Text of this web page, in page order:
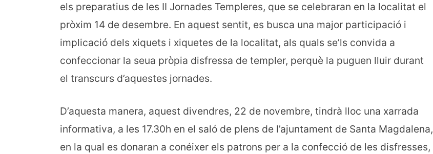
els preparatius de les II Jornades Templeres, que se celebraran en la localitat el
pròxim 14 de desembre. En aquest sentit, es busca una major participació i
implicació dels xiquets i xiquetes de la localitat, als quals se’ls convida a
confeccionar la seua pròpia disfressa de templer, perquè la puguen lluir durant
el transcurs d’aquestes jornades.
D’aquesta manera, aquest divendres, 22 de novembre, tindrà lloc una xarrada
informativa, a les 17.30h en el saló de plens de l’ajuntament de Santa Magdalena,
en la qual es donaran a conéixer els patrons per a la confecció de les disfresses,